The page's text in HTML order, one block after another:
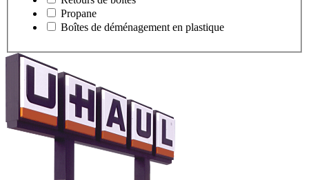
Propane
Boîtes de déménagement en plastique